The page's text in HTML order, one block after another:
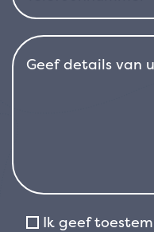
interessante
Glow’ past zich
omstandigheden
met strenge vorst
beschermen of in
tijdens de koudere
Ik geef